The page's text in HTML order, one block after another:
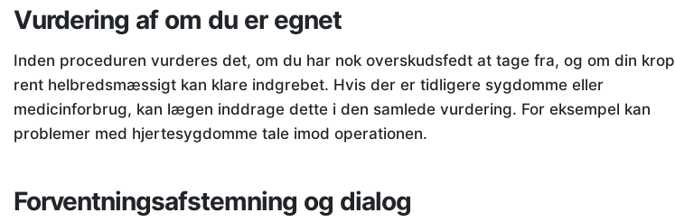
Vurdering af om du er egnet
Inden proceduren vurderes det, om du har nok overskudsfedt at tage fra, og om din krop
rent helbredsmæssigt kan klare indgrebet. Hvis der er tidligere sygdomme eller
medicinforbrug, kan lægen inddrage dette i den samlede vurdering. For eksempel kan
problemer med hjertesygdomme tale imod operationen.
Forventningsafstemning og dialog